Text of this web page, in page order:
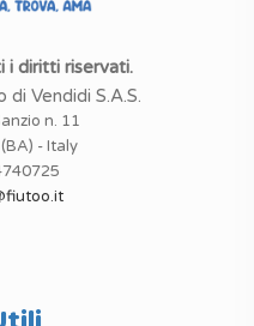
i diritti riservati.
di Vendidi S.A.S.
n. 11
- Italy